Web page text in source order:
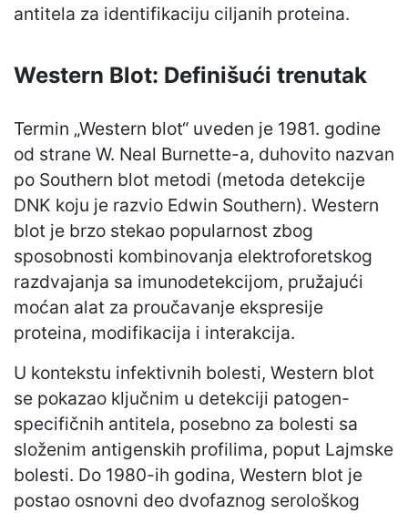
antitela za identifikaciju ciljanih proteina.
Western Blot: Definišući trenutak
Termin „Western blot“ uveden je 1981. godine
od strane W. Neal Burnette-a, duhovito nazvan
po Southern blot metodi (metoda detekcije
DNK koju je razvio Edwin Southern). Western
blot je brzo stekao popularnost zbog
sposobnosti kombinovanja elektroforetskog
razdvajanja sa imunodetekcijom, pružajući
moćan alat za proučavanje ekspresije
proteina, modifikacija i interakcija.
U kontekstu infektivnih bolesti, Western blot
se pokazao ključnim u detekciji patogen-
specifičnih antitela, posebno za bolesti sa
složenim antigenskih profilima, poput Lajmske
bolesti. Do 1980-ih godina, Western blot je
postao osnovni deo dvofaznog serološkog